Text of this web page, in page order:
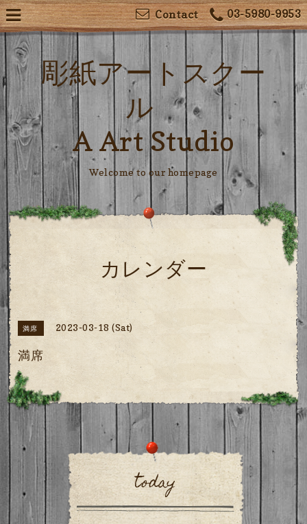
03-5980-9953
Contact
彫紙アートスクー
ル
A Art Studio
Welcome to our homepage
カレンダー
満席 2023-03-18 (Sat)
満席
today